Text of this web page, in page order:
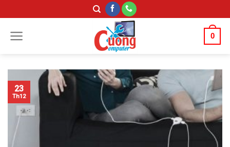
to
content
0
23
Th12